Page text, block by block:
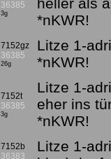
36385
3g
heller als
*nKWR!
7152gz
36385
26g
Litze 1-
*nKWR!
7152t
36385
3g
Litze 1-
eher ins
*nKWR!
7152b
36383
Litze 1-